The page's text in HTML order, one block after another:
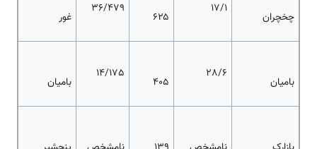
چخچران
17/1
۶۲۵
36/479
غور
بامیان
28/6
۴۰۵
14/175
بامیان